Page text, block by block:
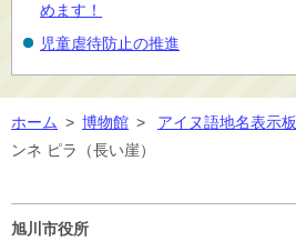
めます！
児童虐待防止の推進
ホーム > 博物館 > アイヌ語地名表示板
ンネ ピラ（長い崖）
旭川市役所